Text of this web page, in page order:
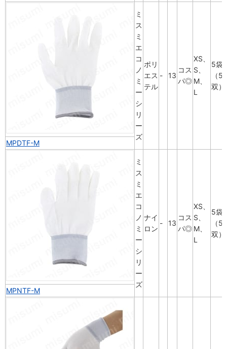
ミ
ス
ミ
エ
コ
ノ
ミ
ー
シ
リ
ー
ズ
ポリ
エス
テル
- 13
コス
パ◎
XS、
S、
M、
L
5袋
（50
双）
MPDTF-M
ミ
ス
ミ
エ
コ
ノ
ミ
ー
シ
リ
ー
ズ
ナイ
ロン
- 13
コス
パ◎
XS、
S、
M、
L
5袋
（50
双）
MPNTF-M